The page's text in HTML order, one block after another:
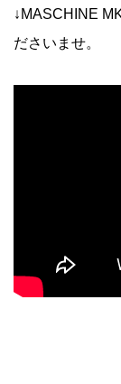
↓MASCHINE
ださいませ。